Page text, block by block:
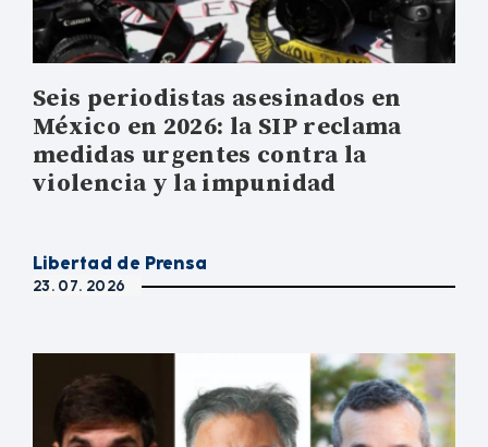
Seis periodistas asesinados en
México en 2026: la SIP reclama
medidas urgentes contra la
violencia y la impunidad
Libertad de Prensa
23. 07. 2026